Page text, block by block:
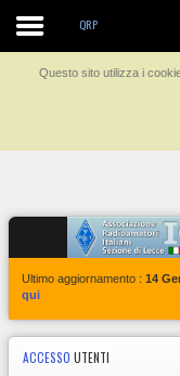
Questo sito utilizza i
QRP
Ultimo aggiornamento : 14
qui
ACCESSO UTENTI